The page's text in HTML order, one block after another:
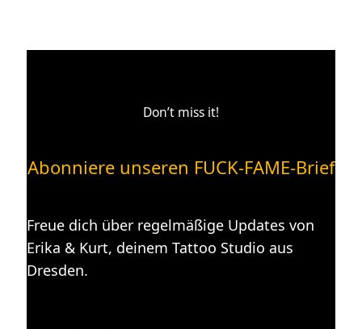
Don’t miss it!
Abonniere unseren FUCK-FAME-Brief
Freue dich über regelmäßige Updates von
Erika & Kurt, deinem Tattoo Studio aus
Dresden.